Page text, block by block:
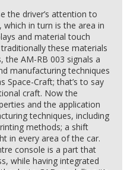
the driver’s attention to
in turn is the area in
and material touch
these materials
the AM-RB 003 signals a
manufacturing techniques
Space-Craft; that’s to say
craft. Now the
and the application
techniques, including
methods; a shift
in every area of the car.
console is a part that
while having integrated